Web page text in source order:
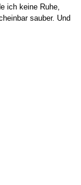
ich keine Ruhe,
sauber. Und